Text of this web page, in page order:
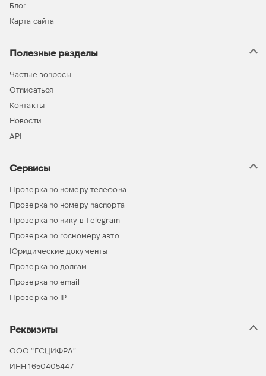
Блог
Карта сайта
Полезные разделы
Частые вопросы
Отписаться
Контакты
Новости
API
Сервисы
Проверка по номеру телефона
Проверка по номеру паспорта
Проверка по нику в Telegram
Проверка по госномеру авто
Юридические документы
Проверка по долгам
Проверка по email
Проверка по IP
Реквизиты
ООО “ГСЦИФРА”
ИНН 1650405447